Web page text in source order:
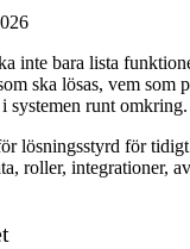
inte bara lista
ska lösas, vem som
systemen runt omkring.
lösningsstyrd för tidigt
roller, integrationer,